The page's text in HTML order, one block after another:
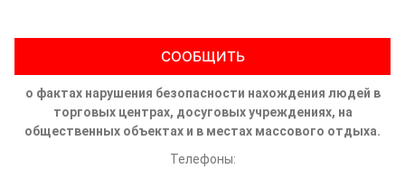
СООБЩИТЬ
о фактах нарушения безопасности нахождения людей в
торговых центрах, досуговых учреждениях, на
общественных объектах и в местах массового отдыха.
Телефоны: